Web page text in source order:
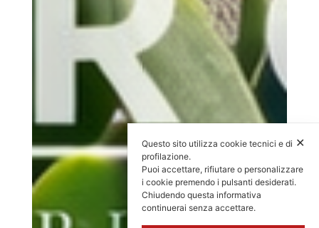
✕
Questo sito utilizza cookie tecnici e di
profilazione.
Puoi accettare, rifiutare o personalizzare
i cookie premendo i pulsanti desiderati.
Chiudendo questa informativa
continuerai senza accettare.